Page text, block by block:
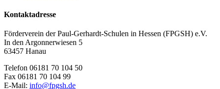
Kontaktadresse
Förderverein der Paul-Gerhardt-Schulen in Hessen (FPGSH) e.V.
In den Argonnerwiesen 5
63457 Hanau
Telefon 06181 70 104 50
Fax 06181 70 104 99
E-Mail: info@fpgsh.de